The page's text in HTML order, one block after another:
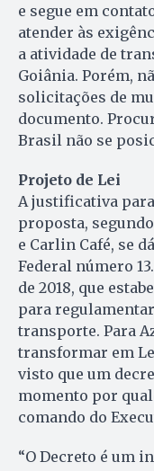
e segue em
atender às
a atividade de
Goiânia. Porém,
solicitações de
documento.
Brasil não se
Projeto de Lei
A justificativa
proposta,
e Carlin Café, se
Federal número
de 2018, que
para
transporte. Para
transformar em
visto que um
momento por
comando do
“O Decreto é um